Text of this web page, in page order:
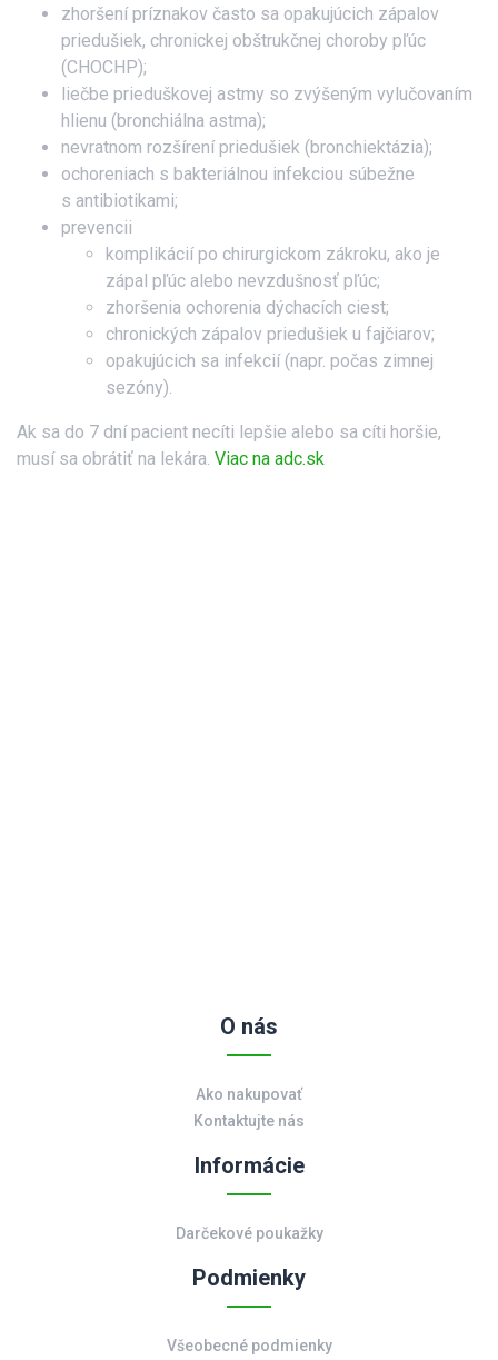
zhoršení príznakov často sa opakujúcich zápalov
priedušiek, chronickej obštrukčnej choroby pľúc
(CHOCHP);
liečbe prieduškovej astmy so zvýšeným vylučovaním
hlienu (bronchiálna astma);
nevratnom rozšírení priedušiek (bronchiektázia);
ochoreniach s bakteriálnou infekciou súbežne
s antibiotikami;
prevencii
komplikácií po chirurgickom zákroku, ako je
zápal pľúc alebo nevzdušnosť pľúc;
zhoršenia ochorenia dýchacích ciest;
chronických zápalov priedušiek u fajčiarov;
opakujúcich sa infekcií (napr. počas zimnej
sezóny).
Ak sa do 7 dní pacient necíti lepšie alebo sa cíti horšie,
musí sa obrátiť na lekára. Viac na adc.sk
O nás
Ako nakupovať
Kontaktujte nás
Informácie
Darčekové poukažky
Podmienky
Všeobecné podmienky